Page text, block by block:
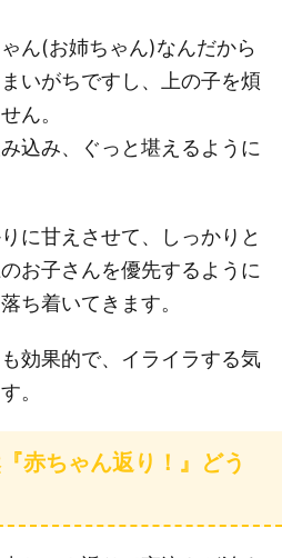
ん(お姉ちゃん)なんだから
いがちですし、上の子を煩
ん。
込み、ぐっと堪えるように
に甘えさせて、しっかりと
お子さんを優先するように
ち着いてきます。
効果的で、イライラする気
。
赤ちゃん返り！』どう